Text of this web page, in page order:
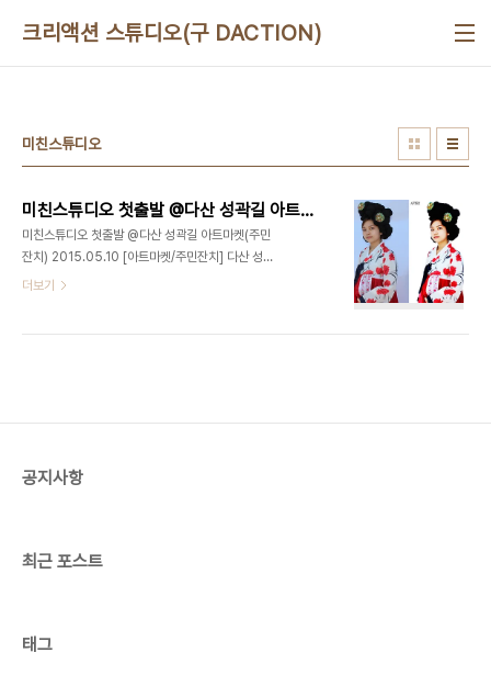
크리액션 스튜디오(구 DACTION)
미친스튜디오
미친스튜디오 첫출발 @다산 성곽길 아트마켓(주민잔치) 2015.05.10
미친스튜디오 첫출발 @다산 성곽길 아트마켓(주민
잔치) 2015.05.10 [아트마켓/주민잔치] 다산 성곽
길 아트마켓에 참여하여 WDF(World DJ
(디액션) 사진/영상 스튜디오ㅣ강연/세미나ㅣ파티/
더보기
공지사항
최근 포스트
태그